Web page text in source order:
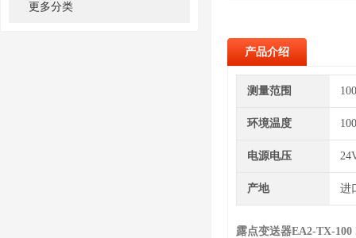
更多分类
产品介绍
测量范围
环境温度
电源电压
产地 进
露点变送器EA2-TX-100